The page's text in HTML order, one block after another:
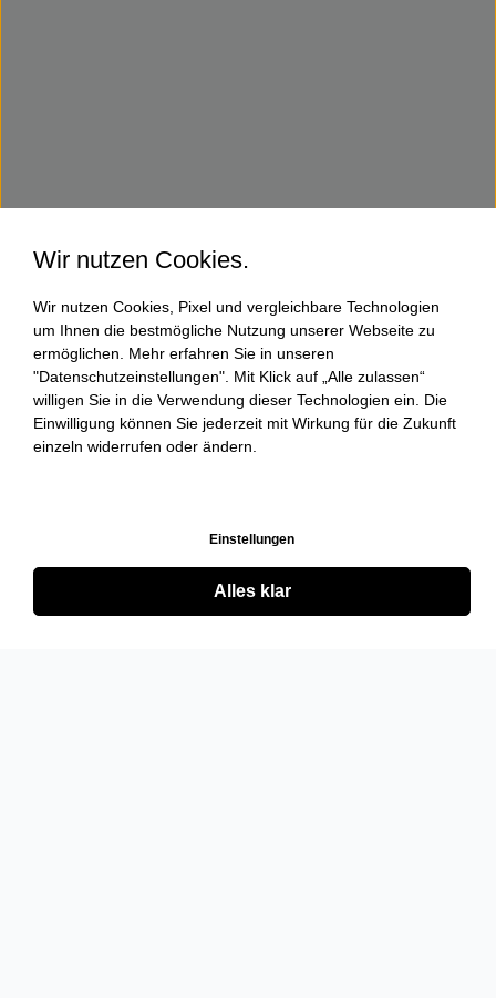
Wir nutzen Cookies.
Wir nutzen Cookies, Pixel und vergleichbare Technologien
um Ihnen die bestmögliche Nutzung unserer Webseite zu
ermöglichen. Mehr erfahren Sie in unseren
"Datenschutzeinstellungen". Mit Klick auf „Alle zulassen“
willigen Sie in die Verwendung dieser Technologien ein. Die
Einwilligung können Sie jederzeit mit Wirkung für die Zukunft
einzeln widerrufen oder ändern.
Einstellungen
Alles klar